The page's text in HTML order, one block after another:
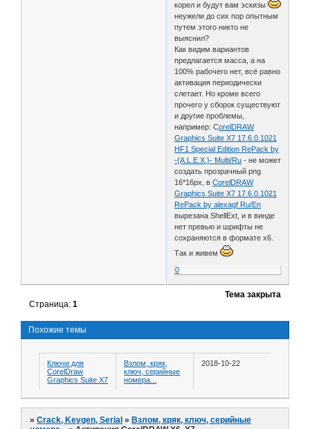
корел и будут вам эскизы
неужели до сих пор опытным
путем этого никто не
выяснил?
Как видим вариантов
предлагается масса, а на
100% рабочего нет, всё равно
активация периодически
слетает. Но кроме всего
прочего у сборок существуют
и другие проблемы,
например: CorelDRAW
Graphics Suite X7 17.6.0.1021
HF1 Special Edition RePack by
-{A.L.E.X.}- Multi/Ru - не может
создать прозрачный png
16*16px, вCorelDRAW
Graphics Suite X7 17.6.0.1021
RePack by alexagf Ru/En
вырезана ShellExt, и в винде
нет превью и шрифты не
сохраняются в формате x6.
Так и живем
0
Тема закрыта
Страница:1
Похожие темы
Ключи для
CorelDraw
Graphics Suite X7
Взлом, кряк,
ключ, серийные
номера...
2018-10-22
»Crack, Keygen, Serial »Взлом, кряк, ключ, серийные